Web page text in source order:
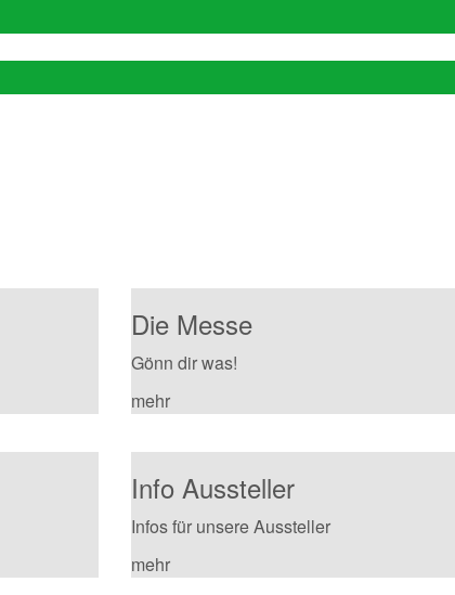
Die Messe
Gönn dir was!
mehr
Info Aussteller
Infos für unsere Aussteller
mehr